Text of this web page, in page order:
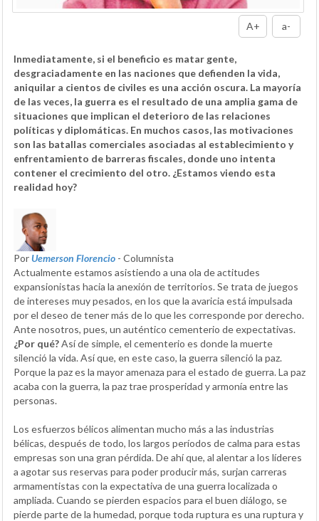
A+ a-
Inmediatamente, si el beneficio es matar gente,
desgraciadamente en las naciones que defienden la vida,
aniquilar a cientos de civiles es una acción oscura. La mayoría
de las veces, la guerra es el resultado de una amplia gama de
situaciones que implican el deterioro de las relaciones
políticas y diplomáticas. En muchos casos, las motivaciones
son las batallas comerciales asociadas al establecimiento y
enfrentamiento de barreras fiscales, donde uno intenta
contener el crecimiento del otro. ¿Estamos viendo esta
realidad hoy?
PorUemerson Florencio - Columnista
Actualmente estamos asistiendo a una ola de actitudes
expansionistas hacia la anexión de territorios. Se trata de juegos
de intereses muy pesados, en los que la avaricia está impulsada
por el deseo de tener más de lo que les corresponde por derecho.
Ante nosotros, pues, un auténtico cementerio de expectativas.
¿Por qué?Así de simple, el cementerio es donde la muerte
silenció la vida. Así que, en este caso, la guerra silenció la paz.
Porque la paz es la mayor amenaza para el estado de guerra. La paz
acaba con la guerra, la paz trae prosperidad y armonía entre las
personas.
Los esfuerzos bélicos alimentan mucho más a las industrias
bélicas, después de todo, los largos períodos de calma para estas
empresas son una gran pérdida. De ahí que, al alentar a los líderes
a agotar sus reservas para poder producir más, surjan carreras
armamentistas con la expectativa de una guerra localizada o
ampliada. Cuando se pierden espacios para el buen diálogo, se
pierde parte de la humedad, porque toda ruptura es una ruptura y